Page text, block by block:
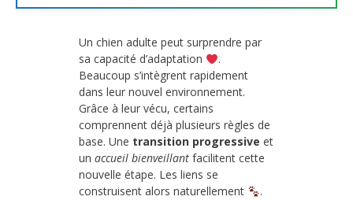
Un chien adulte peut surprendre par
sa capacité d’adaptation
.
Beaucoup s’intègrent rapidement
dans leur nouvel environnement.
Grâce à leur vécu, certains
comprennent déjà plusieurs règles de
base. Une transition progressive et
un accueil bienveillant facilitent cette
nouvelle étape. Les liens se
construisent alors naturellement
.